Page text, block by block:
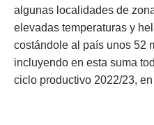
algunas localidades de
elevadas temperaturas y
costándole al país unos 52
incluyendo en esta suma
ciclo productivo 2022/23,